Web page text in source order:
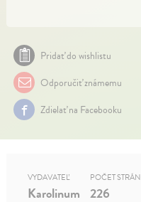
Pridať do wishlistu
Odporučiť známemu
Zdielať na Facebooku
VYDAVATEĽ
Karolinum
POČET STRÁN
226